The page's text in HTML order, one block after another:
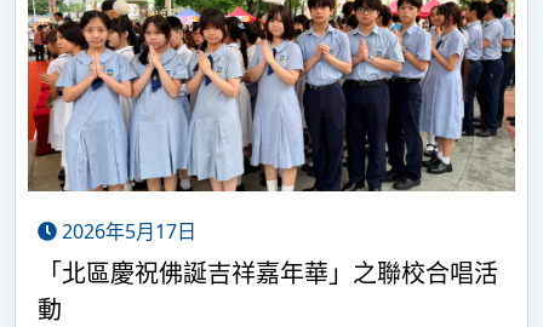
2026年5月17日
「北區慶祝佛誕吉祥嘉年華」之聯校合唱活
動